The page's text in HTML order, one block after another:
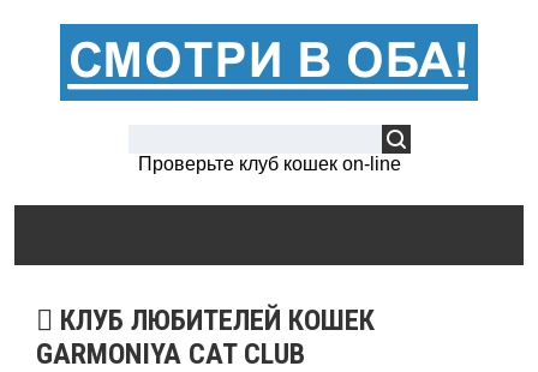
Проверьте клуб кошек on-line
КЛУБ ЛЮБИТЕЛЕЙ КОШЕК
GARMONIYA СAT CLUB